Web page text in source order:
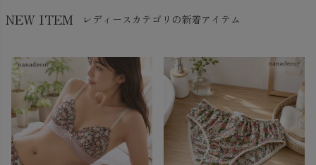
NEW ITEM レディースカテゴリの新着アイテム